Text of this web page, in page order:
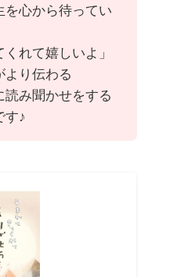
を心から待ってい
くれて嬉しいよ」
より伝わる
読み聞かせをする
す♪